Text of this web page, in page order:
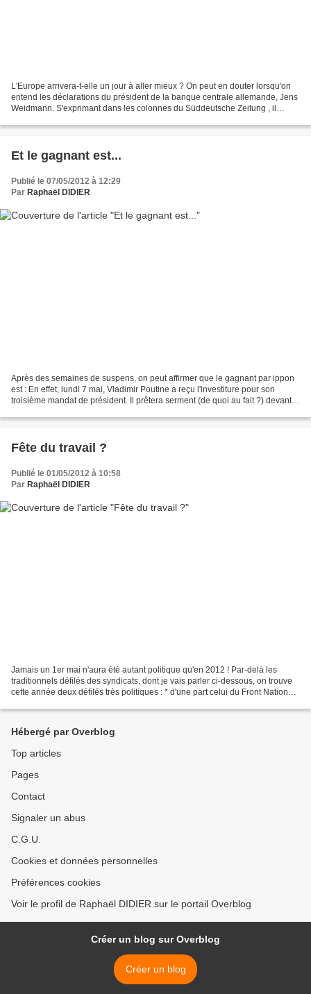
L'Europe arrivera-t-elle un jour à aller mieux ? On peut en douter lorsqu'on
entend les déclarations du président de la banque centrale allemande, Jens
Weidmann. S'exprimant dans les colonnes du Süddeutsche Zeitung , il
Et le gagnant est...
Publié le 07/05/2012 à 12:29
Par Raphaël DIDIER
Après des semaines de suspens, on peut affirmer que le gagnant par ippon
est : En effet, lundi 7 mai, Vladimir Poutine a reçu l'investiture pour son
troisième mandat de président. Il prêtera serment (de quoi au fait ?) devant
Fête du travail ?
Publié le 01/05/2012 à 10:58
Par Raphaël DIDIER
Jamais un 1er mai n'aura été autant politique qu'en 2012 ! Par-delà les
traditionnels défilés des syndicats, dont je vais parler ci-dessous, on trouve
cette année deux défilés très politiques : * d'une part celui du Front National
Hébergé par Overblog
Top articles
Pages
Contact
Signaler un abus
C.G.U.
Cookies et données personnelles
Préférences cookies
Voir le profil de Raphaël DIDIER sur le portail Overblog
Créer un blog sur Overblog
Créer un blog